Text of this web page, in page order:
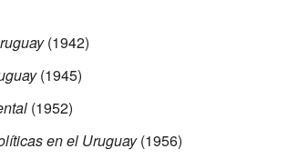
(1942)
(1945)
(1952)
en el Uruguay(1956)